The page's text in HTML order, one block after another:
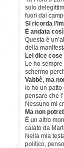
solo
fuori dal
Si ricorda
È andata
Questa è
della
Lei dice
Le ho
schermo
Vabbè, ma
Io ho un
pensare che
Nessuno mi
Ma non
È un altro
calato da
Nella mia
politico,